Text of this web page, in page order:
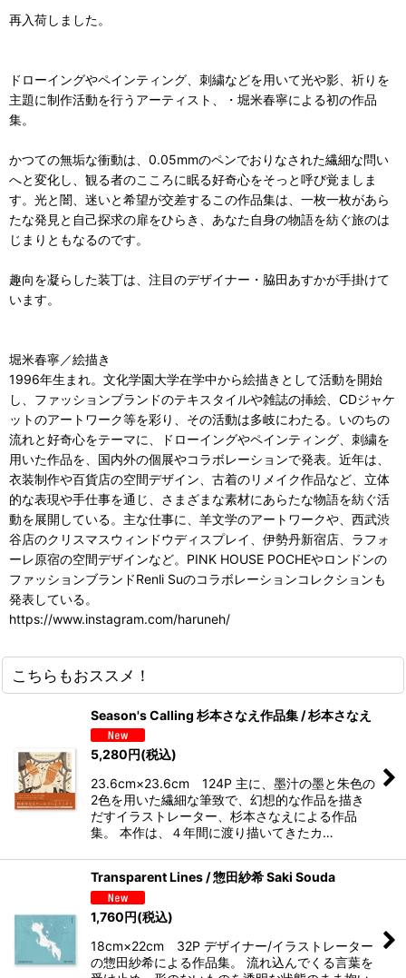
再入荷しました。
ドローイングやペインティング、刺繍などを用いて光や影、祈りを
主題に制作活動を行うアーティスト、・堀米春寧による初の作品
集。
かつての無垢な衝動は、0.05mmのペンでおりなされた繊細な問い
へと変化し、観る者のこころに眠る好奇心をそっと呼び覚ましま
す。光と闇、迷いと希望が交差するこの作品集は、一枚一枚があら
たな発見と自己探求の扉をひらき、あなた自身の物語を紡ぐ旅のは
じまりともなるのです。
趣向を凝らした装丁は、注目のデザイナー・脇田あすかが手掛けて
います。
堀米春寧／絵描き
1996年生まれ。文化学園大学在学中から絵描きとして活動を開始
し、ファッションブランドのテキスタイルや雑誌の挿絵、CDジャケ
ットのアートワーク等を彩り、その活動は多岐にわたる。いのちの
流れと好奇心をテーマに、ドローイングやペインティング、刺繍を
用いた作品を、国内外の個展やコラボレーションで発表。近年は、
衣装制作や百貨店の空間デザイン、古着のリメイク作品など、立体
的な表現や手仕事を通じ、さまざまな素材にあらたな物語を紡ぐ活
動を展開している。主な仕事に、羊文学のアートワークや、西武渋
谷店のクリスマスウィンドウディスプレイ、伊勢丹新宿店、ラフォ
ーレ原宿の空間デザインなど。PINK HOUSE POCHEやロンドンの
ファッションブランドRenli Suのコラボレーションコレクションも
発表している。
https://www.instagram.com/haruneh/
こちらもおススメ！
Season's Calling 杉本さなえ作品集 / 杉本さなえ
5,280円(税込)
23.6cm×23.6cm 124P 主に、墨汁の墨と朱色の
2色を用いた繊細な筆致で、幻想的な作品を描き
だすイラストレーター、杉本さなえによる作品
集。 本作は、４年間に渡り描いてきたカ…
Transparent Lines / 惣田紗希 Saki Souda
1,760円(税込)
18cm×22cm 32P デザイナー/イラストレーター
の惣田紗希による作品集。 流れ込んでくる言葉を